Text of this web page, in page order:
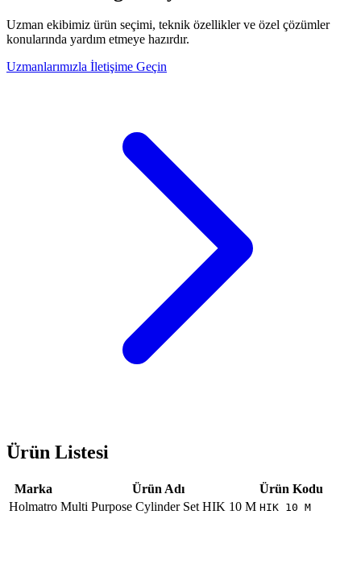
Uzman ekibimiz ürün seçimi, teknik özellikler ve özel çözümler
konularında yardım etmeye hazırdır.
Uzmanlarımızla İletişime Geçin
Ürün Listesi
Marka Ürün Adı
Ürün Kodu
Holmatro Multi Purpose Cylinder Set HIK 10 M HIK 10 M